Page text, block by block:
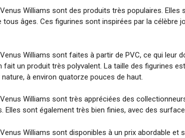
Williams sont des produits très populaires.
âges. Ces figurines sont inspirées par la célèbre
Williams sont faites à partir de PVC, ce qui
fait un produit très polyvalent. La taille des figurines
à environ quatorze pouces de haut.
Williams sont très appréciées des
Elles sont également très bien finies, avec des
Williams sont disponibles à un prix abordable